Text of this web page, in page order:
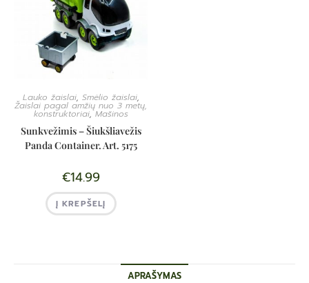
Lauko žaislai, Smėlio žaislai,
Žaislai pagal amžių nuo 3 metų,
konstruktoriai,Mašinos
Sunkvežimis – Šiukšliavežis
Panda Container. Art. 5175
€14.99
Į KREPŠELĮ
APRAŠYMAS